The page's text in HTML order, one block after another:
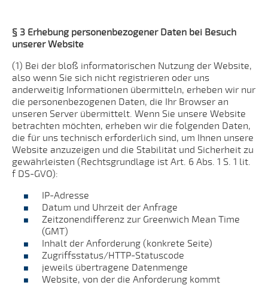
§ 3 Erhebung personenbezogener Daten bei Besuch
unserer Website
(1) Bei der bloß informatorischen Nutzung der Website,
also wenn Sie sich nicht registrieren oder uns
anderweitig Informationen übermitteln, erheben wir nur
die personenbezogenen Daten, die Ihr Browser an
unseren Server übermittelt. Wenn Sie unsere Website
betrachten möchten, erheben wir die folgenden Daten,
die für uns technisch erforderlich sind, um Ihnen unsere
Website anzuzeigen und die Stabilität und Sicherheit zu
gewährleisten (Rechtsgrundlage ist Art. 6 Abs. 1 S. 1 lit.
f DS-GVO):
IP-Adresse
Datum und Uhrzeit der Anfrage
Zeitzonendifferenz zur Greenwich Mean Time
(GMT)
Inhalt der Anforderung (konkrete Seite)
Zugriffsstatus/HTTP-Statuscode
jeweils übertragene Datenmenge
Website, von der die Anforderung kommt